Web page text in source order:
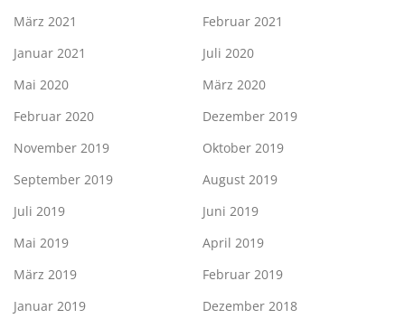
März 2021
Februar 2021
Januar 2021
Juli 2020
Mai 2020
März 2020
Februar 2020
Dezember 2019
November 2019
Oktober 2019
September 2019
August 2019
Juli 2019
Juni 2019
Mai 2019
April 2019
März 2019
Februar 2019
Januar 2019
Dezember 2018